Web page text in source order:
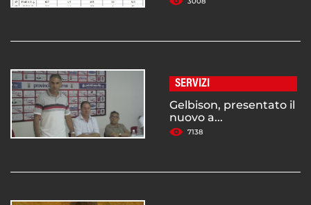
SERVIZI
Gelbison, presentato il
nuovo a...
7138